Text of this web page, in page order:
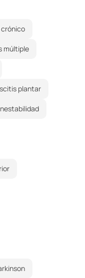
crónico
múltiple
plantar